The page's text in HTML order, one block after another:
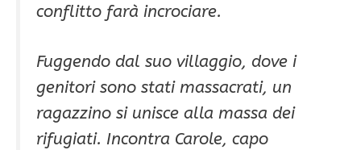
conflitto farà incrociare.
Fuggendo dal suo villaggio, dove i
genitori sono stati massacrati, un
ragazzino si unisce alla massa dei
rifugiati. Incontra Carole, capo